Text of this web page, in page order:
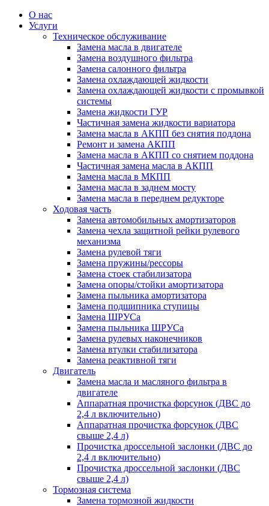
О нас
Услуги
Техническое обслуживание
Замена масла в двигателе
Замена воздушного фильтра
Замена салонного фильтра
Замена охлаждающей жидкости
Замена охлаждающей жидкости с промывкой
системы
Замена жидкости ГУР
Частичная замена жидкости вариатора
Замена масла в АКПП без снятия поддона
Ремонт и замена АКПП
Замена масла в АКПП со снятием поддона
Частичная замена масла в АКПП
Замена масла в МКПП
Замена масла в заднем мосту
Замена масла в переднем редукторе
Ходовая часть
Замена автомобильных амортизаторов
Замена чехла защитной рейки рулевого
механизма
Замена рулевой тяги
Замена пружины/рессоры
Замена стоек стабилизатора
Замена опоры/стойки амортизатора
Замена пыльника амортизатора
Замена подшипника ступицы
Замена ШРУСа
Замена пыльника ШРУСа
Замена рулевых наконечников
Замена втулки стабилизатора
Замена реактивной тяги
Двигатель
Замена масла и масляного фильтра в
двигателе
Аппаратная прочистка форсунок (ДВС до
2,4 л включительно)
Аппаратная прочистка форсунок (ДВС
свыше 2,4 л)
Прочистка дроссельной заслонки (ДВС до
2,4 л включительно)
Прочистка дроссельной заслонки (ДВС
свыше 2,4 л)
Тормозная система
Замена тормозной жидкости